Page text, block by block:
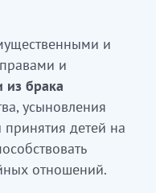
и
и
брака
усыновления
детей на
отношений.